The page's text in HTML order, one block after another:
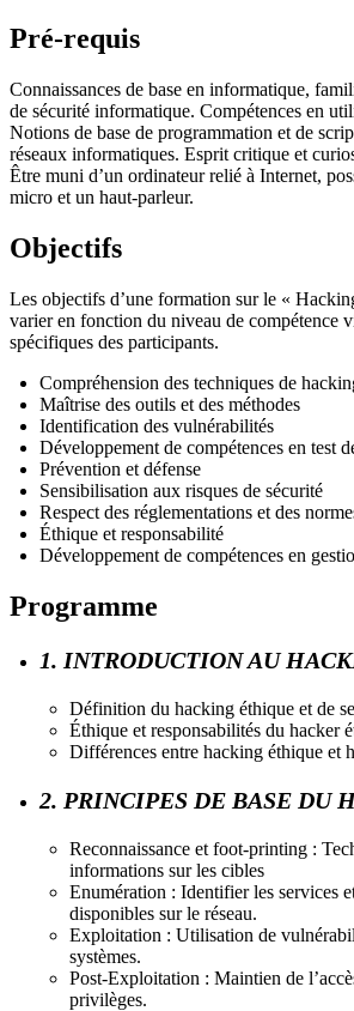
Pré-requis
Connaissances de base en informatique,
de sécurité informatique. Compétences en
Notions de base de programmation et de
réseaux informatiques. Esprit critique et
Être muni d’un ordinateur relié à Internet,
micro et un haut-parleur.
Objectifs
Les objectifs d’une formation sur le «
varier en fonction du niveau de compétence
spécifiques des participants.
Compréhension des techniques de
Maîtrise des outils et des méthodes
Identification des vulnérabilités
Développement de compétences en test
Prévention et défense
Sensibilisation aux risques de sécurité
Respect des réglementations et des
Éthique et responsabilité
Développement de compétences en
Programme
1. INTRODUCTION AU
Définition du hacking éthique et de
Éthique et responsabilités du hacker
Différences entre hacking éthique et
2. PRINCIPES DE BASE DU
Reconnaissance et foot-printing :
informations sur les cibles
Enumération : Identifier les services
disponibles sur le réseau.
Exploitation : Utilisation de
systèmes.
Post-Exploitation : Maintien de
privilèges.